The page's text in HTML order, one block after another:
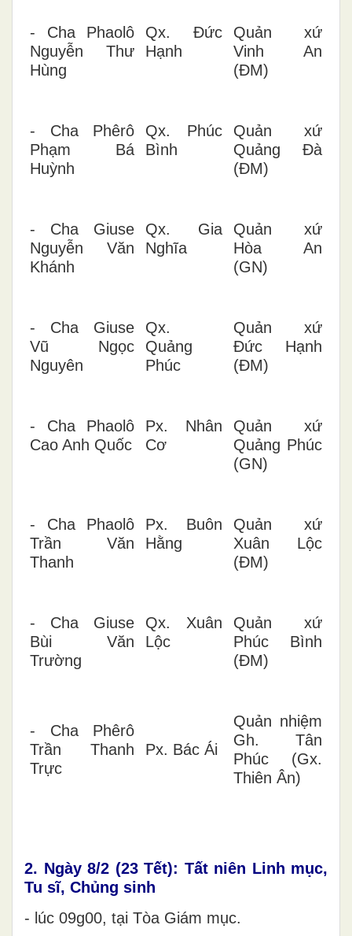
- Cha Phaolô
Nguyễn Thư
Hùng
Qx. Đức
Hạnh
Quản xứ
Vinh An
(ĐM)
- Cha Phêrô
Phạm Bá
Huỳnh
Qx. Phúc
Bình
Quản xứ
Quảng Đà
(ĐM)
- Cha Giuse
Nguyễn Văn
Khánh
Qx. Gia
Nghĩa
Quản xứ
Hòa An
(GN)
- Cha Giuse
Vũ Ngọc
Nguyên
Qx.
Quảng
Phúc
Quản xứ
Đức Hạnh
(ĐM)
- Cha Phaolô
Cao Anh Quốc
Px. Nhân
Cơ
Quản xứ
Quảng Phúc
(GN)
- Cha Phaolô
Trần Văn
Thanh
Px. Buôn
Hằng
Quản xứ
Xuân Lộc
(ĐM)
- Cha Giuse
Bùi Văn
Trường
Qx. Xuân
Lộc
Quản xứ
Phúc Bình
(ĐM)
- Cha Phêrô
Trần Thanh
Trực
Px. Bác Ái
Quản nhiệm
Gh. Tân
Phúc (Gx.
Thiên Ân)
2. Ngày 8/2 (23 Tết): Tất niên Linh mục,
Tu sĩ, Chủng sinh
- lúc 09g00, tại Tòa Giám mục.